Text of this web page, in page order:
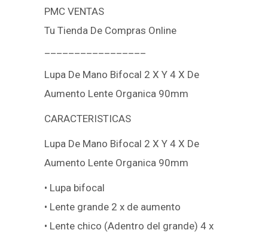
PMC VENTAS
Tu Tienda De Compras Online
Lupa De Mano Bifocal 2 X Y 4 X De
Aumento Lente Organica 90mm
CARACTERISTICAS
Lupa De Mano Bifocal 2 X Y 4 X De
Aumento Lente Organica 90mm
• Lupa bifocal
• Lente grande 2 x de aumento
• Lente chico (Adentro del grande) 4 x